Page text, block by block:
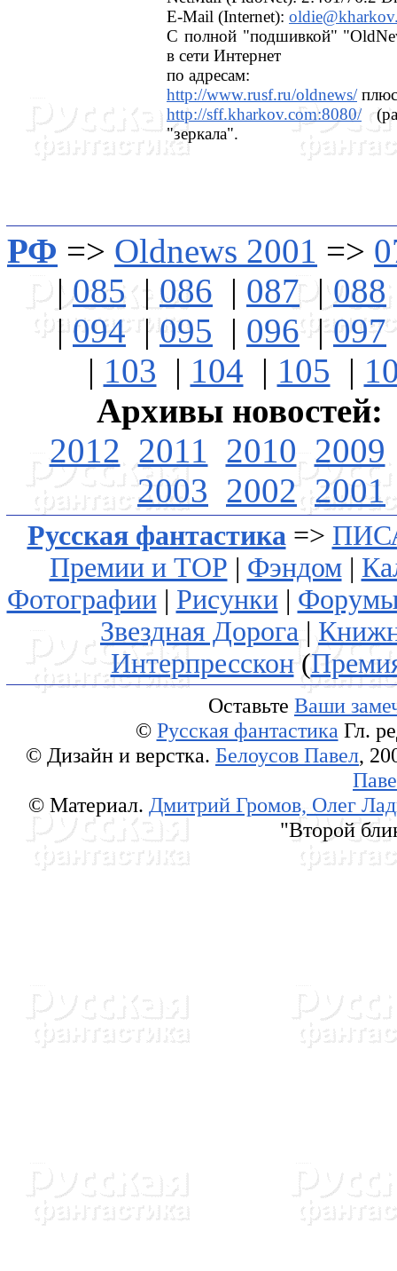
E-Mail (Internet):
С полной "подшивкой"
в сети Интернет
по адресам:
http://www.rusf.ru/oldnews/плюс
http://sff.kharkov.com:8080/
"зеркала".
РФ => Oldnews 2001 =>
|085 | 086 | 087| 088
| 094|095 | 096|097
| 103 | 104 | 105 |
Архивы новостей:
2012 2011 2010 2009
2003 2002 2001
Русская фантастика=>
Премии и ТОР | Фэндом|
Фотографии| Рисунки|
Звездная Дорога|
Интерпресскон(
Оставьте Ваши
© Русская фантастика Гл.
© Дизайн и верстка. Белоусов Павел,
© Материал. Дмитрий Громов, Олег
"Второй